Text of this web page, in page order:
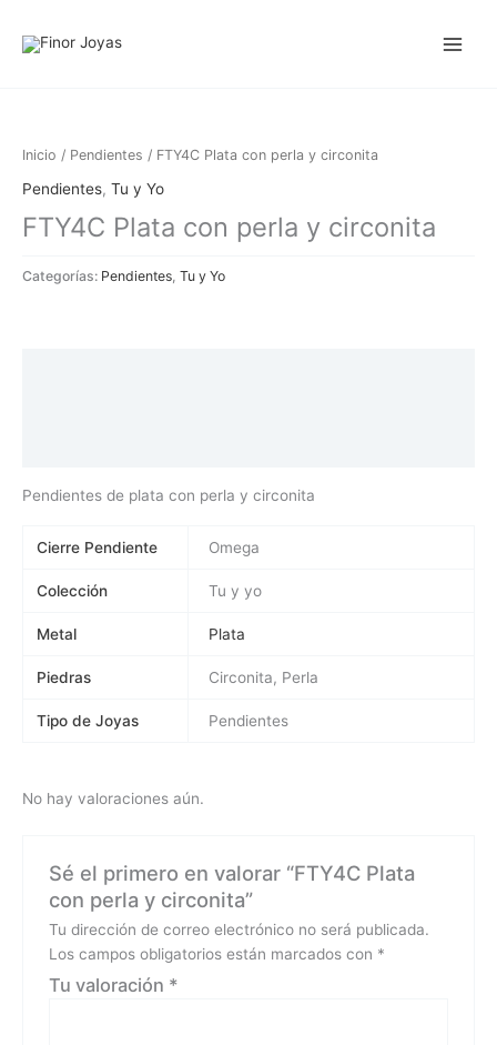
Inicio / Pendientes / FTY4C Plata con perla y circonita
Pendientes, Tu y Yo
FTY4C Plata con perla y circonita
Categorías: Pendientes Tu y Yo
Pendientes de plata con perla y circonita
Cierre Pendiente Omega
Colección Tu y yo
Metal Plata
Piedras Circonita, Perla
Tipo de Joyas Pendientes
No hay valoraciones aún.
Sé el primero en valorar “FTY4C Plata
con perla y circonita”
Tu dirección de correo electrónico no será publicada.
Los campos obligatorios están marcados con *
Tu valoración *